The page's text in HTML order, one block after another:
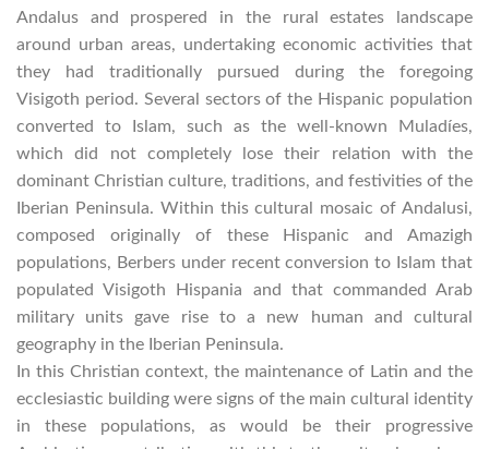
Andalus and prospered in the rural estates landscape
around urban areas, undertaking economic activities that
they had traditionally pursued during the foregoing
Visigoth period. Several sectors of the Hispanic population
converted to Islam, such as the well-known Muladíes,
which did not completely lose their relation with the
dominant Christian culture, traditions, and festivities of the
Iberian Peninsula. Within this cultural mosaic of Andalusi,
composed originally of these Hispanic and Amazigh
populations, Berbers under recent conversion to Islam that
populated Visigoth Hispania and that commanded Arab
military units gave rise to a new human and cultural
geography in the Iberian Peninsula.
In this Christian context, the maintenance of Latin and the
ecclesiastic building were signs of the main cultural identity
in these populations, as would be their progressive